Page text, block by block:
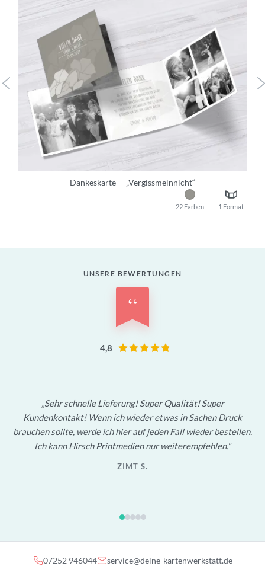
Dankeskarte „Vergissmeinnicht“
1 Format
22 Farben
UNSERE BEWERTUNGEN
“
4,8
Sehr schnelle Lieferung! Super Qualität! Super
Kundenkontakt! Wenn ich wieder etwas in Sachen Druck
brauchen sollte, werde ich hier auf jeden Fall wieder bestellen.
Ich kann Hirsch Printmedien nur weiterempfehlen.
ZIMT S.
07252 946044 service@deine-kartenwerkstatt.de